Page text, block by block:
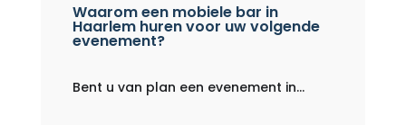
Waarom een ​​mobiele bar in
Haarlem huren voor uw volgende
evenement?
Bent u van plan een evenement in...